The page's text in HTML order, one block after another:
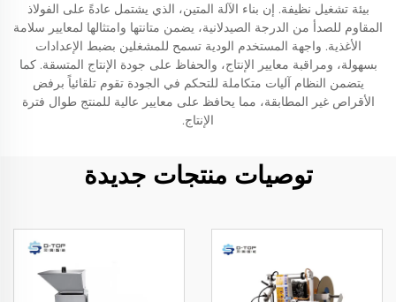
بيئة تشغيل نظيفة. إن بناء الآلة المتين، الذي يشتمل عادةً على الفولاذ
المقاوم للصدأ من الدرجة الصيدلانية، يضمن متانتها وامتثالها لمعايير سلامة
الأغذية. واجهة المستخدم الودية تسمح للمشغلين بضبط الإعدادات
بسهولة، ومراقبة معايير الإنتاج، والحفاظ على جودة الإنتاج المتسقة. كما
يتضمن النظام آليات متكاملة للتحكم في الجودة تقوم تلقائياً برفض
الأقراص غير المطابقة، مما يحافظ على معايير عالية للمنتج طوال فترة
الإنتاج.
توصيات منتجات جديدة